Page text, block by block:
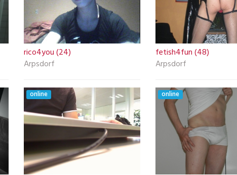
rico4you (24)
Arpsdorf
fetish4fun (48)
Arpsdorf
online online